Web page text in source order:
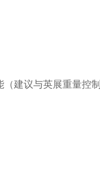
建议与英展重量控